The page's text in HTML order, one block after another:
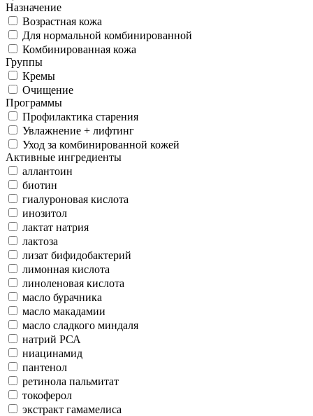
Назначение
Возрастная кожа
Для нормальной комбинированной
Комбинированная кожа
Группы
Кремы
Очищение
Программы
Профилактика старения
Увлажнение + лифтинг
Уход за комбинированной кожей
Активные ингредиенты
аллантоин
биотин
гиалуроновая кислота
инозитол
лактат натрия
лактоза
лизат бифидобактерий
лимонная кислота
линоленовая кислота
масло бурачника
масло макадамии
масло сладкого миндаля
натрий РСА
ниацинамид
пантенол
ретинола пальмитат
токоферол
экстракт гамамелиса